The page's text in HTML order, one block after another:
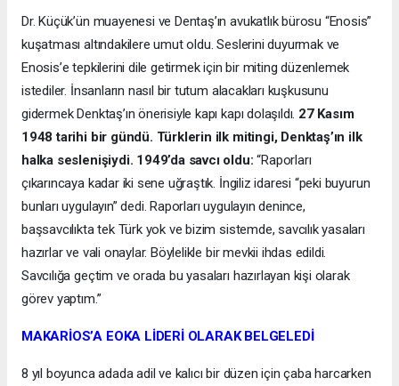
Dr. Küçük’ün muayenesi ve Dentaş’ın avukatlık bürosu “Enosis”
kuşatması altındakilere umut oldu. Seslerini duyurmak ve
Enosis’e tepkilerini dile getirmek için bir miting düzenlemek
istediler. İnsanların nasıl bir tutum alacakları kuşkusunu
gidermek Denktaş’ın önerisiyle kapı kapı dolaşıldı. 27 Kasım
1948 tarihi bir gündü. Türklerin ilk mitingi, Denktaş’ın ilk
halka seslenişiydi. 1949’da savcı oldu:“Raporları
çıkarıncaya kadar iki sene uğraştık. İngiliz idaresi “peki buyurun
bunları uygulayın” dedi. Raporları uygulayın denince,
başsavcılıkta tek Türk yok ve bizim sistemde, savcılık yasaları
hazırlar ve vali onaylar. Böylelikle bir mevkii ihdas edildi.
Savcılığa geçtim ve orada bu yasaları hazırlayan kişi olarak
görev yaptım.”
MAKARİOS’A EOKA LİDERİ OLARAK BELGELEDİ
8 yıl boyunca adada adil ve kalıcı bir düzen için çaba harcarken